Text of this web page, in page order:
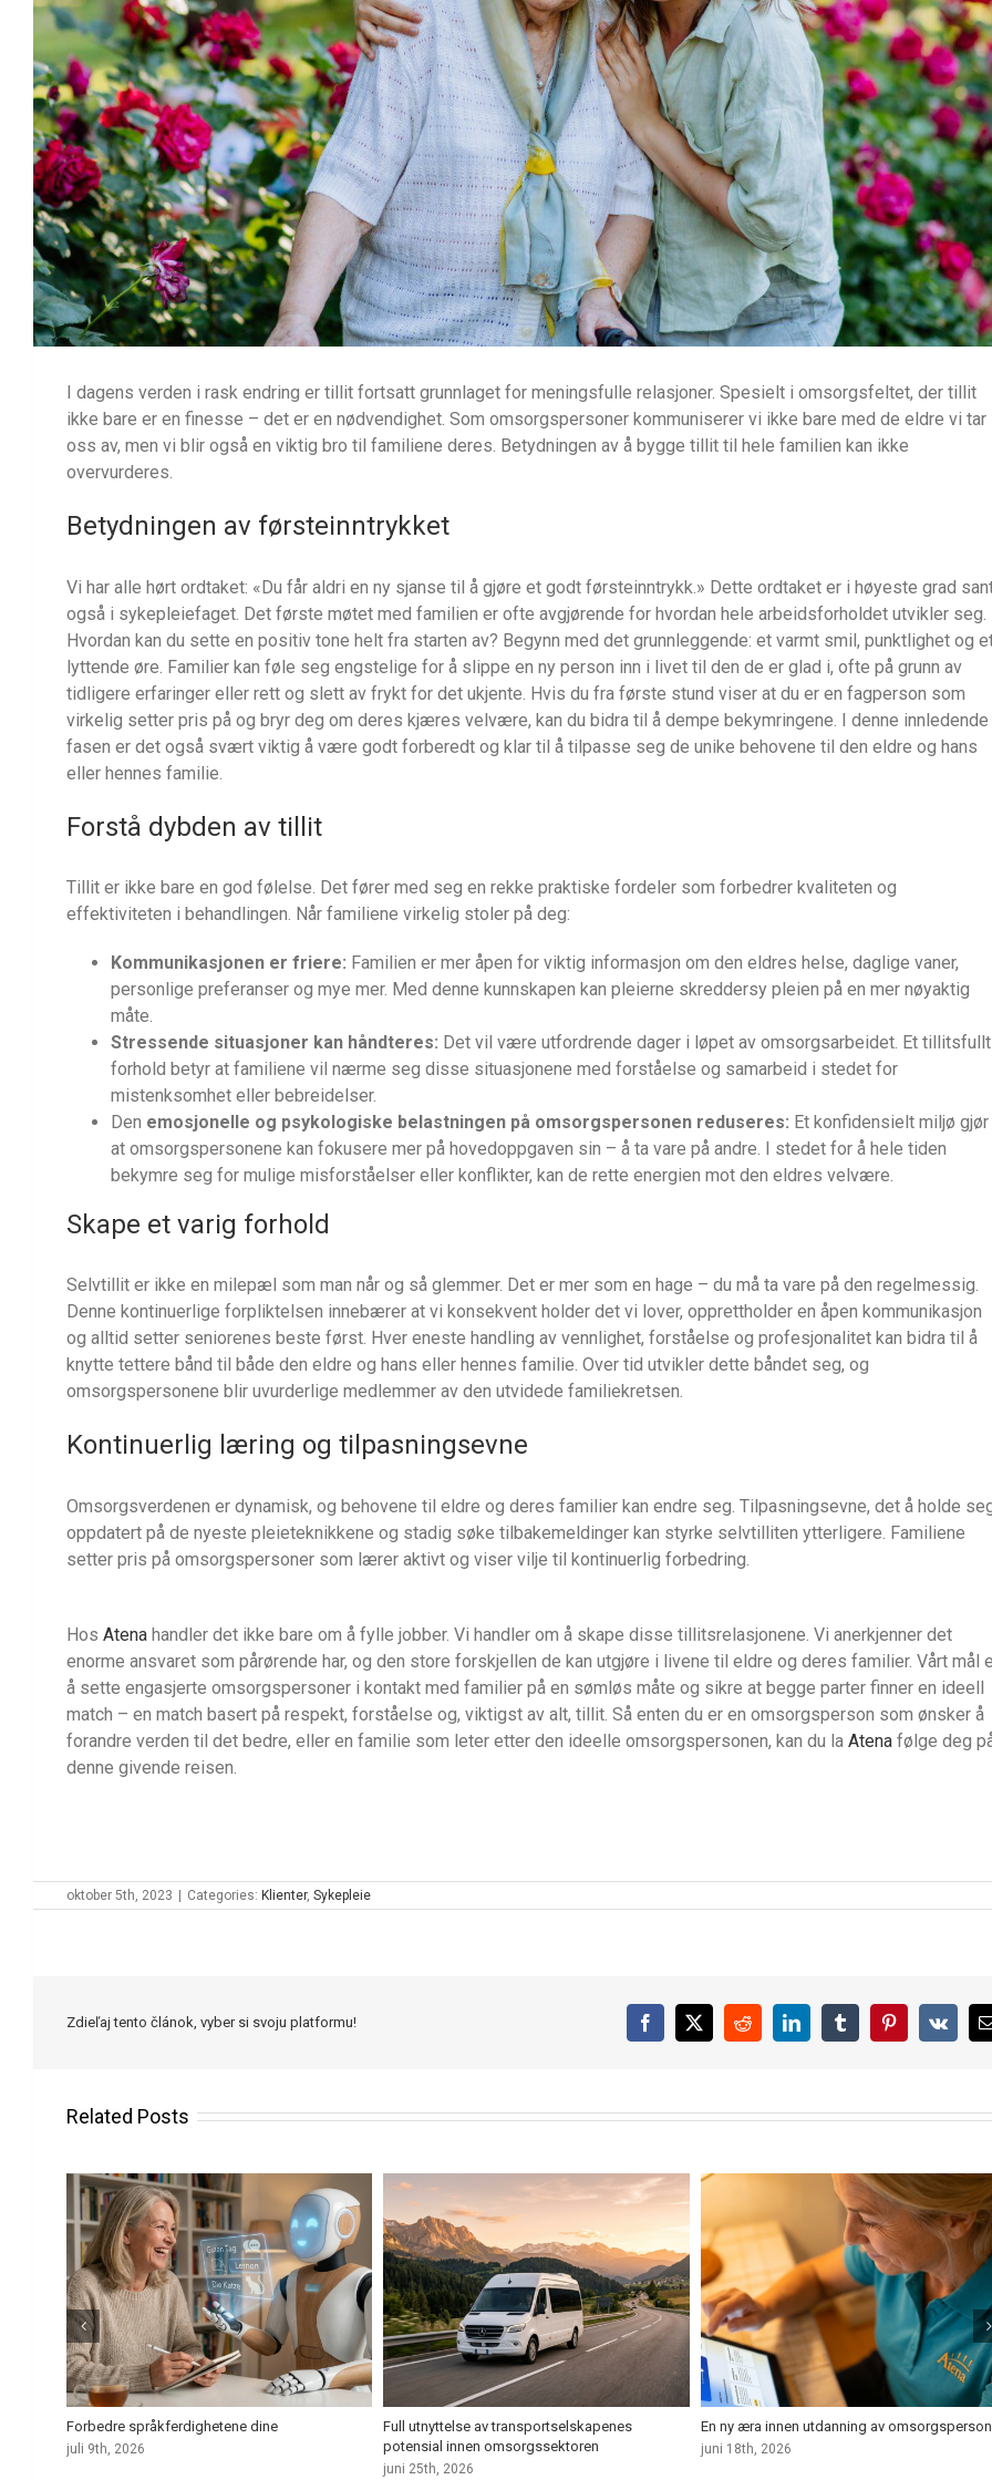
I dagens verden i rask endring er tillit fortsatt grunnlaget for meningsfulle relasjoner. Spesielt i omsorgsfeltet, der tillit
ikke bare er en finesse – det er en nødvendighet. Som omsorgspersoner kommuniserer vi ikke bare med de eldre vi tar
oss av, men vi blir også en viktig bro til familiene deres. Betydningen av å bygge tillit til hele familien kan ikke
overvurderes.
Betydningen av førsteinntrykket
Vi har alle hørt ordtaket: «Du får aldri en ny sjanse til å gjøre et godt førsteinntrykk.» Dette ordtaket er i høyeste grad
også i sykepleiefaget. Det første møtet med familien er ofte avgjørende for hvordan hele arbeidsforholdet utvikler seg.
Hvordan kan du sette en positiv tone helt fra starten av? Begynn med det grunnleggende: et varmt smil, punktlighet og
lyttende øre. Familier kan føle seg engstelige for å slippe en ny person inn i livet til den de er glad i, ofte på grunn av
tidligere erfaringer eller rett og slett av frykt for det ukjente. Hvis du fra første stund viser at du er en fagperson som
virkelig setter pris på og bryr deg om deres kjæres velvære, kan du bidra til å dempe bekymringene. I denne innledende
fasen er det også svært viktig å være godt forberedt og klar til å tilpasse seg de unike behovene til den eldre og hans
eller hennes familie.
Forstå dybden av tillit
Tillit er ikke bare en god følelse. Det fører med seg en rekke praktiske fordeler som forbedrer kvaliteten og
effektiviteten i behandlingen. Når familiene virkelig stoler på deg:
Kommunikasjonen er friere: Familien er mer åpen for viktig informasjon om den eldres helse, daglige vaner,
personlige preferanser og mye mer. Med denne kunnskapen kan pleierne skreddersy pleien på en mer nøyaktig
måte.
Stressende situasjoner kan håndteres: Det vil være utfordrende dager i løpet av omsorgsarbeidet. Et tillitsfullt
forhold betyr at familiene vil nærme seg disse situasjonene med forståelse og samarbeid i stedet for
mistenksomhet eller bebreidelser.
Den emosjonelle og psykologiske belastningen på omsorgspersonen reduseres: Et konfidensielt miljø gjør
at omsorgspersonene kan fokusere mer på hovedoppgaven sin – å ta vare på andre. I stedet for å hele tiden
bekymre seg for mulige misforståelser eller konflikter, kan de rette energien mot den eldres velvære.
Skape et varig forhold
Selvtillit er ikke en milepæl som man når og så glemmer. Det er mer som en hage – du må ta vare på den regelmessig.
Denne kontinuerlige forpliktelsen innebærer at vi konsekvent holder det vi lover, opprettholder en åpen kommunikasjon
og alltid setter seniorenes beste først. Hver eneste handling av vennlighet, forståelse og profesjonalitet kan bidra til å
knytte tettere bånd til både den eldre og hans eller hennes familie. Over tid utvikler dette båndet seg, og
omsorgspersonene blir uvurderlige medlemmer av den utvidede familiekretsen.
Kontinuerlig læring og tilpasningsevne
Omsorgsverdenen er dynamisk, og behovene til eldre og deres familier kan endre seg. Tilpasningsevne, det å holde
oppdatert på de nyeste pleieteknikkene og stadig søke tilbakemeldinger kan styrke selvtilliten ytterligere. Familiene
setter pris på omsorgspersoner som lærer aktivt og viser vilje til kontinuerlig forbedring.
Hos Atena handler det ikke bare om å fylle jobber. Vi handler om å skape disse tillitsrelasjonene. Vi anerkjenner det
enorme ansvaret som pårørende har, og den store forskjellen de kan utgjøre i livene til eldre og deres familier. Vårt mål
å sette engasjerte omsorgspersoner i kontakt med familier på en sømløs måte og sikre at begge parter finner en ideell
match – en match basert på respekt, forståelse og, viktigst av alt, tillit. Så enten du er en omsorgsperson som ønsker å
forandre verden til det bedre, eller en familie som leter etter den ideelle omsorgspersonen, kan du la Atena følge deg
denne givende reisen.
oktober 5th, 2023 | Categories: Klienter, Sykepleie
Zdieľaj tento článok, vyber si svoju platformu! Facebook
X RedditLinkedInTumblrPinterest
Vk
Related Posts
Forbedre språkferdighetene dine
juli 9th, 2026
Full utnyttelse av transportselskapenes
potensial innen omsorgssektoren
juni 25th, 2026
En ny æra innen utdanning av
juni 18th, 2026